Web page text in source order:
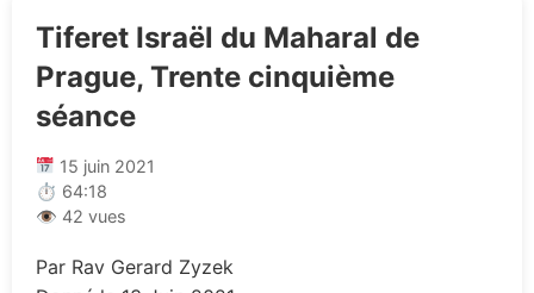
Tiferet Israël du Maharal de
Prague, Trente cinquième
séance
15 juin 2021
⏱ 64:18
👁 42 vues
Par Rav Gerard Zyzek